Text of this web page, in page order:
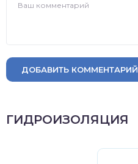
ДОБАВИТЬ КОММЕНТАРИЙ
ГИДРОИЗОЛЯЦИЯ